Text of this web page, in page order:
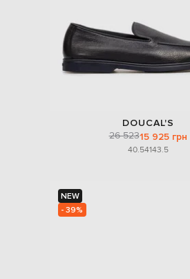
DOUCAL'S
26 52315 925 грн
40.54143.5
NEW
- 39%